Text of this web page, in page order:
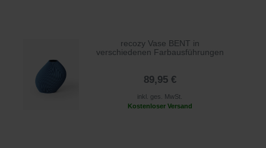
recozy Vase BENT in
verschiedenen Farbausführungen
89,95 €
inkl. ges. MwSt.
Kostenloser Versand